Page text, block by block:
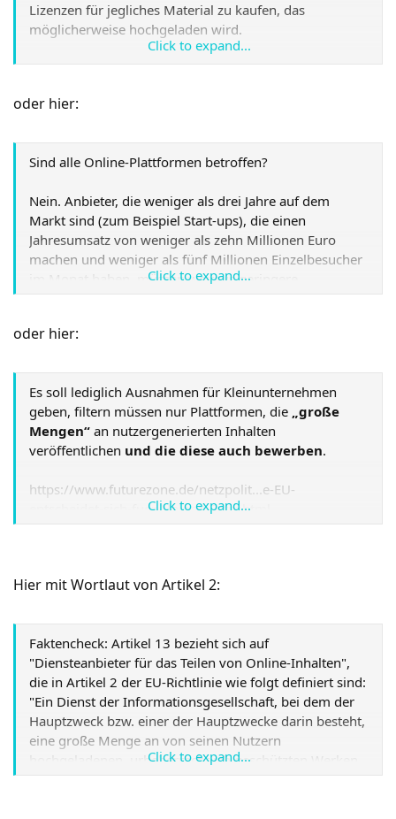
Lizenzen für jegliches Material zu kaufen, das
möglicherweise hochgeladen wird.
https://www.giga.de/extra/internet/specials/eu-artikel-
Click to expand...
oder hier:
Sind alle Online-Plattformen betroffen?
Nein. Anbieter, die weniger als drei Jahre auf dem
Markt sind (zum Beispiel Start-ups), die einen
Jahresumsatz von weniger als zehn Millionen Euro
machen und weniger als fünf Millionen Einzelbesucher
im Monat haben, müssen weitaus geringere
Vorschriften einhalten. Hinzu kommen zahlreiche
oder wissenschaftliche
https://www.augsburger-allgemeine.d...ungen-hat-
Artikel-13-wirklich-id53857546.html
Click to expand...
oder hier:
Es soll lediglich Ausnahmen für Kleinunternehmen
geben, filtern müssen nur Plattformen, die „große
Mengen“ an nutzergenerierten Inhalten
veröffentlichen und die diese auch bewerben.
https://www.futurezone.de/netzpolit...e-EU-
entscheidet-sich-fuer-Upload-Filter.html
Click to expand...
Hier mit Wortlaut von Artikel 2:
Faktencheck: Artikel 13 bezieht sich auf
"Diensteanbieter für das Teilen von Online-Inhalten",
die in Artikel 2 der EU-Richtlinie wie folgt definiert sind:
"Ein Dienst der Informationsgesellschaft, bei dem der
Hauptzweck bzw. einer der Hauptzwecke darin besteht,
eine große Menge an von seinen Nutzern
hochgeladenen, urheberrechtlich geschützten Werken
oder sonstigen Schutzgegenständen zu speichern und
Click to expand...